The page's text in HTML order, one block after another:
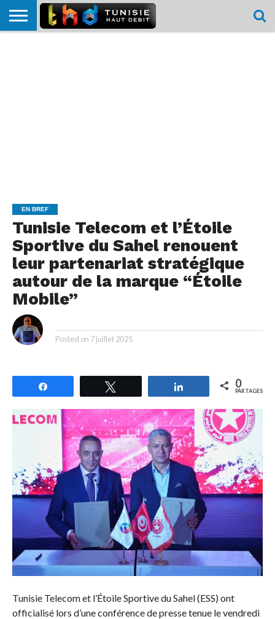
EN BREF
Tunisie Telecom et l’Étoile
Sportive du Sahel renouent
leur partenariat stratégique
autour de la marque “Étoile
Mobile”
Posted on 7 juillet 2025
Partagez 0
PARTAGES
Tunisie Telecom et l’Étoile Sportive du Sahel (ESS) ont
officialisé lors d’une conférence de presse tenue le vendredi